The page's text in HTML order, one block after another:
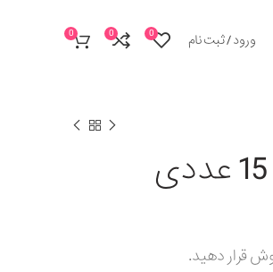
ورود / ثبت نام 0
0
0